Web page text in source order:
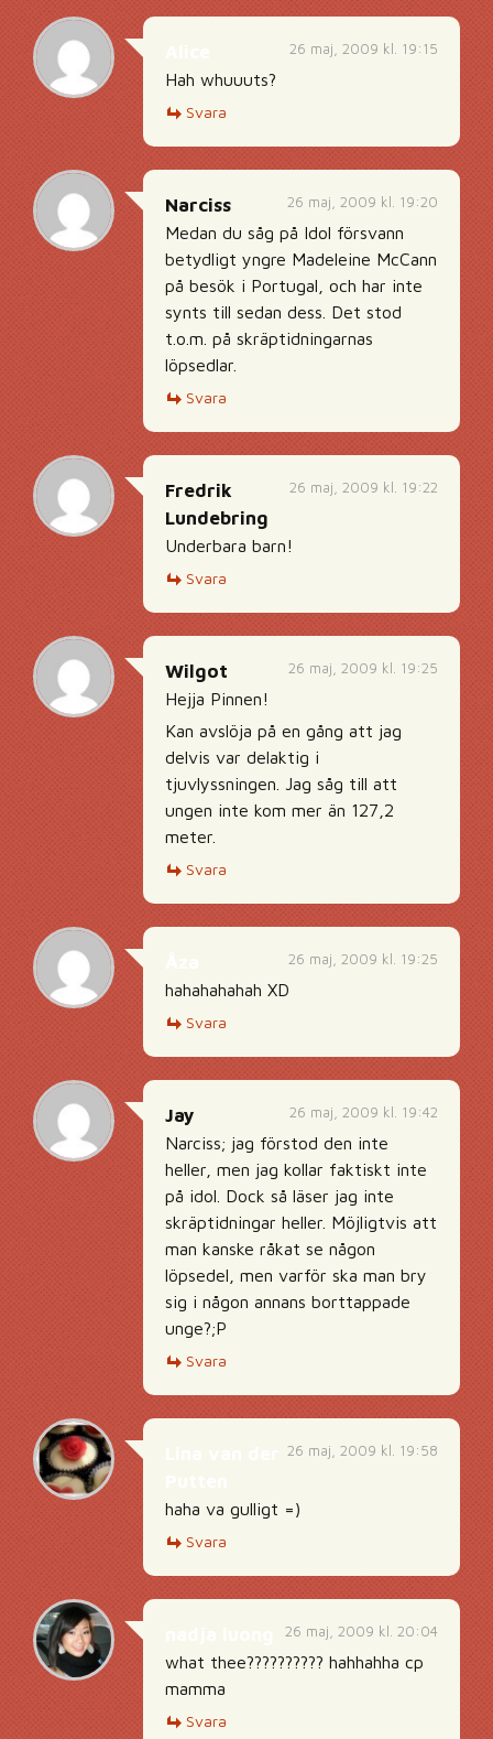
26 maj, 2009 kl. 19:15
Hah whuuuts?
Svara
26 maj, 2009 kl. 19:20
Narciss
Medan du såg på Idol försvann
betydligt yngre Madeleine McCann
på besök i Portugal, och har inte
synts till sedan dess. Det stod
t.o.m. på skräptidningarnas
löpsedlar.
Svara
26 maj, 2009 kl. 19:22
Fredrik
Lundebring
Underbara barn!
Svara
26 maj, 2009 kl. 19:25
Wilgot
Hejja Pinnen!
Kan avslöja på en gång att jag
delvis var delaktig i
tjuvlyssningen. Jag såg till att
ungen inte kom mer än 127,2
meter.
Svara
26 maj, 2009 kl. 19:25
hahahahahah XD
Svara
26 maj, 2009 kl. 19:42
Jay
Narciss; jag förstod den inte
heller, men jag kollar faktiskt inte
på idol. Dock så läser jag inte
skräptidningar heller. Möjligtvis att
man kanske råkat se någon
löpsedel, men varför ska man bry
sig i någon annans borttappade
unge?;P
Svara
26 maj, 2009 kl. 19:58
haha va gulligt =)
Svara
26 maj, 2009 kl. 20:04
what thee?????????? hahhahha cp
mamma
Svara